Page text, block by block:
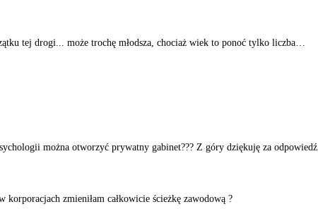
tej drogi... może trochę młodsza, chociaż wiek to ponoć tylko liczba…
można otworzyć prywatny gabinet??? Z góry dziękuję za odpowiedź.
zmieniłam całkowicie ścieżkę zawodową ?